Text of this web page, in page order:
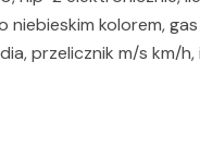
niebieskim kolorem,
przelicznik m/s km/h,